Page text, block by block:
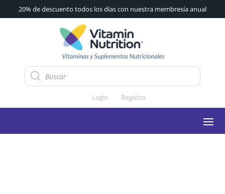
20% de descuento todos los días con nuestra membresía anual
Búsqueda
de
productos
Login
Registro